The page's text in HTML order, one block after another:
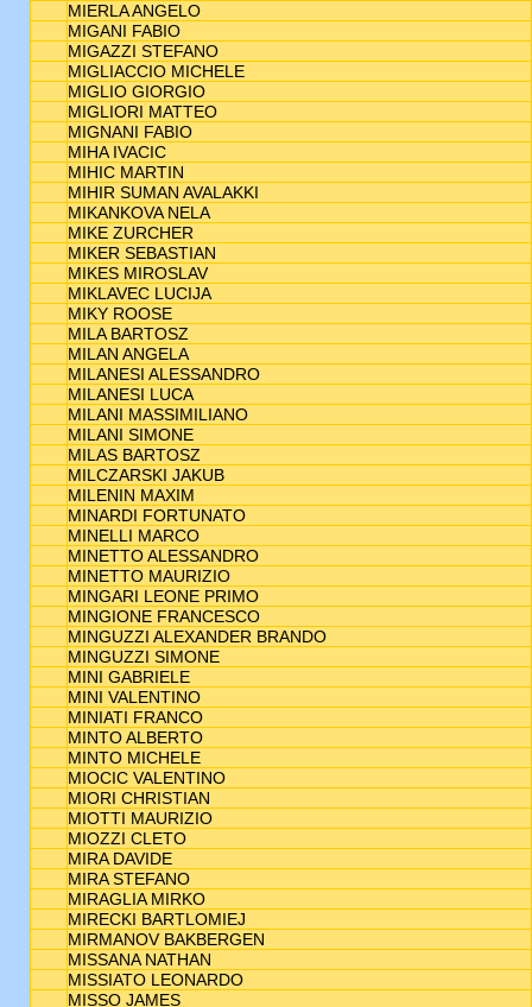
MIERLA ANGELO
MIGANI FABIO
MIGAZZI STEFANO
MIGLIACCIO MICHELE
MIGLIO GIORGIO
MIGLIORI MATTEO
MIGNANI FABIO
MIHA IVACIC
MIHIC MARTIN
MIHIR SUMAN AVALAKKI
MIKANKOVA NELA
MIKE ZURCHER
MIKER SEBASTIAN
MIKES MIROSLAV
MIKLAVEC LUCIJA
MIKY ROOSE
MILA BARTOSZ
MILAN ANGELA
MILANESI ALESSANDRO
MILANESI LUCA
MILANI MASSIMILIANO
MILANI SIMONE
MILAS BARTOSZ
MILCZARSKI JAKUB
MILENIN MAXIM
MINARDI FORTUNATO
MINELLI MARCO
MINETTO ALESSANDRO
MINETTO MAURIZIO
MINGARI LEONE PRIMO
MINGIONE FRANCESCO
MINGUZZI ALEXANDER BRANDO
MINGUZZI SIMONE
MINI GABRIELE
MINI VALENTINO
MINIATI FRANCO
MINTO ALBERTO
MINTO MICHELE
MIOCIC VALENTINO
MIORI CHRISTIAN
MIOTTI MAURIZIO
MIOZZI CLETO
MIRA DAVIDE
MIRA STEFANO
MIRAGLIA MIRKO
MIRECKI BARTLOMIEJ
MIRMANOV BAKBERGEN
MISSANA NATHAN
MISSIATO LEONARDO
MISSO JAMES